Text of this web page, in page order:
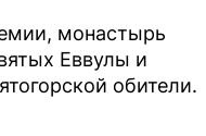
монастырь
Еввулы и
обители.